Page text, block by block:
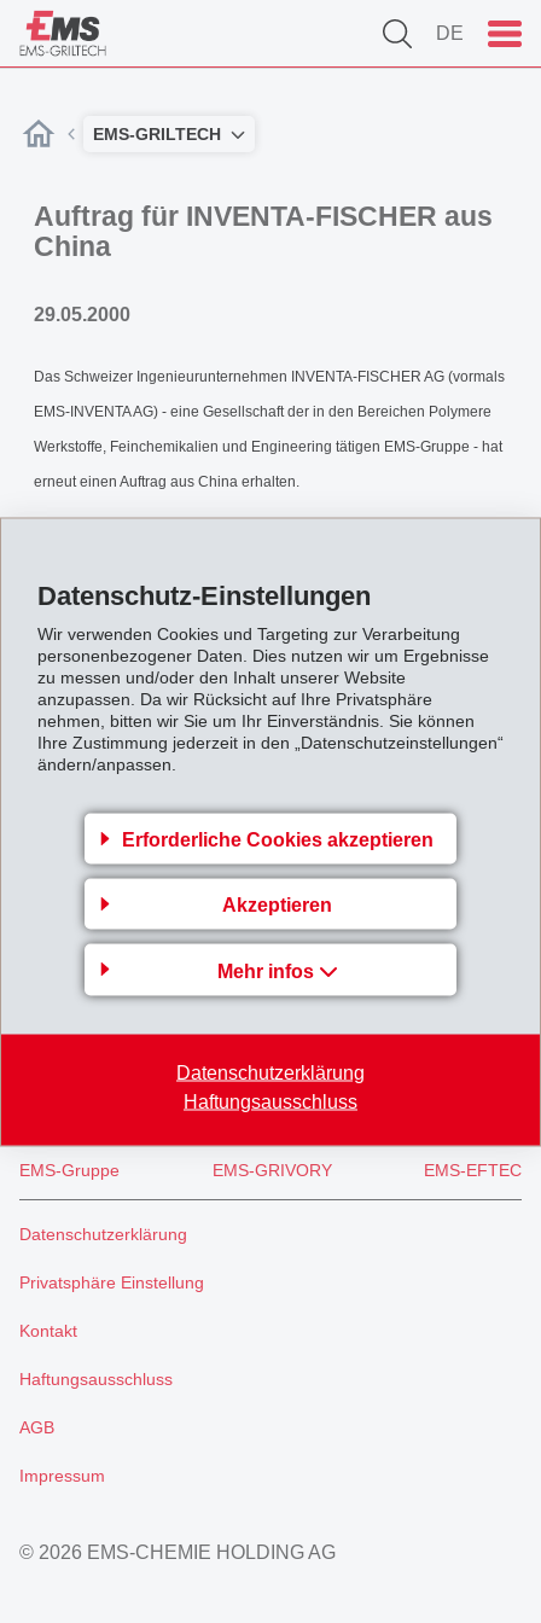
Datenschutz-Einstellungen
Wir verwenden Cookies und Targeting zur Verarbeitung
personenbezogener Daten. Dies nutzen wir um Ergebnisse
zu messen und/oder den Inhalt unserer Website
anzupassen. Da wir Rücksicht auf Ihre Privatsphäre
nehmen, bitten wir Sie um Ihr Einverständnis. Sie können
Ihre Zustimmung jederzeit in den „Datenschutzeinstellungen“
ändern/anpassen.
Erforderliche Cookies akzeptieren
Akzeptieren
Mehr infos
Datenschutzerklärung
Haftungsausschluss
DE
EMS-GRILTECH
Auftrag für INVENTA-FISCHER aus
China
29.05.2000
Das Schweizer Ingenieurunternehmen INVENTA-FISCHER AG (vormals
EMS-INVENTA AG) - eine Gesellschaft der in den Bereichen Polymere
Werkstoffe, Feinchemikalien und Engineering tätigen EMS-Gruppe - hat
erneut einen Auftrag aus China erhalten.
Zurück zur Übersicht
Gruppenleitung
Business Unit EMS-GRILTECH
Via Innovativa 1
7013 Domat/Ems
Switzerland
EMS-Gruppe EMS-GRIVORY EMS-EFTEC
Datenschutzerklärung
Privatsphäre Einstellung
Kontakt
Haftungsausschluss
AGB
Impressum
© 2026 EMS-CHEMIE HOLDING AG